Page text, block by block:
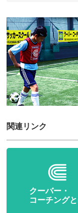
関連リンク
クーバー・
コーチング